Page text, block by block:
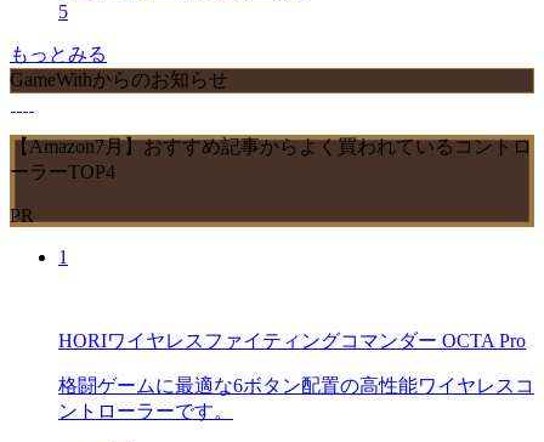
5
もっとみる
GameWithからのお知らせ
【Amazon7月】おすすめ記事からよく買われているコントロ
ーラーTOP4
PR
1
HORIワイヤレスファイティングコマンダー OCTA Pro
格闘ゲームに最適な6ボタン配置の高性能ワイヤレスコ
ントローラーです。